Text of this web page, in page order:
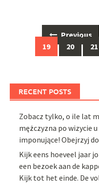
navigation
Previous
19
20 21
RECENT POSTS
Zobacz tylko, o ile lat
mężczyzna po wizycie
imponujące! Obejrzyj
Kijk eens hoeveel jaar
een bezoek aan de
Kijk tot het einde. De